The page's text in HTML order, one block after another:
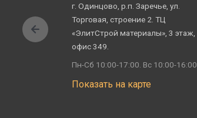
г. Одинцово, р.п. Заречье, ул.
Торговая, строение 2. ТЦ
«ЭлитСтрой материалы», 3 этаж,
офис 349.
Пн-Сб 10:00-17:00. Вс 10:00-16:00.
Показать на карте